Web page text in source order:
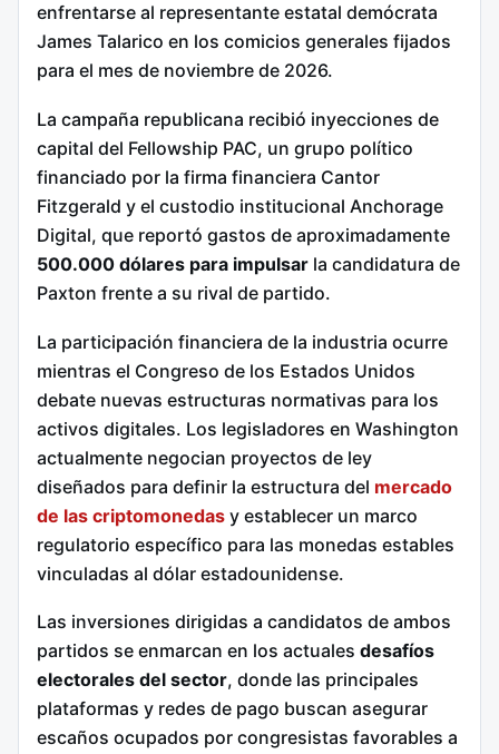
enfrentarse al representante estatal demócrata
James Talarico en los comicios generales fijados
para el mes de noviembre de 2026.
La campaña republicana recibió inyecciones de
capital del Fellowship PAC, un grupo político
financiado por la firma financiera Cantor
Fitzgerald y el custodio institucional Anchorage
Digital, que reportó gastos de aproximadamente
500.000 dólares para impulsar la candidatura de
Paxton frente a su rival de partido.
La participación financiera de la industria ocurre
mientras el Congreso de los Estados Unidos
debate nuevas estructuras normativas para los
activos digitales. Los legisladores en Washington
actualmente negocian proyectos de ley
diseñados para definir la estructura del mercado
de las criptomonedas y establecer un marco
regulatorio específico para las monedas estables
vinculadas al dólar estadounidense.
Las inversiones dirigidas a candidatos de ambos
partidos se enmarcan en los actuales desafíos
electorales del sector, donde las principales
plataformas y redes de pago buscan asegurar
escaños ocupados por congresistas favorables a